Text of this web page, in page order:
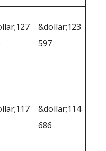
&dollar;123
597
&dollar;114
686